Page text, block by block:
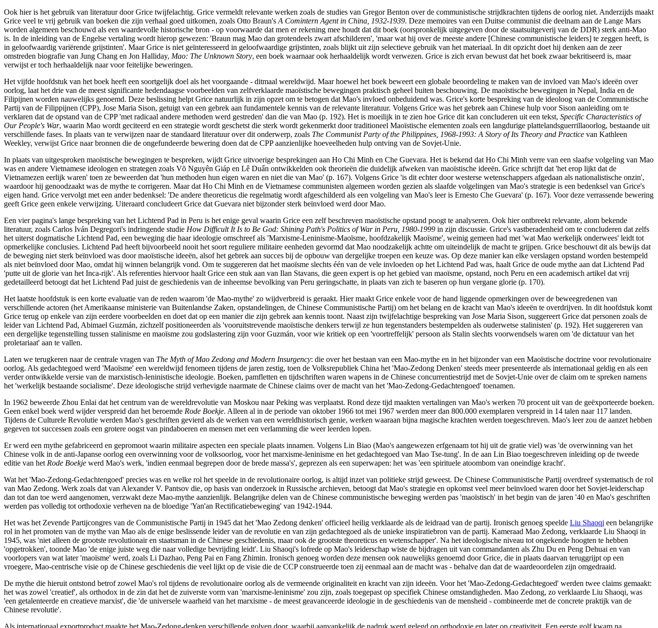
Ook hier is het gebruik van literatuur door Grice twijfelachtig. Grice vermeldt relevante werken zoals de studies van Gregor Benton over de communistische strijdkrachten tijdens de oorlog niet. Anderzijds maakt
Grice veel te vrij gebruik van boeken die zijn verhaal goed uitkomen, zoals Otto Braun's A Comintern Agent in China, 1932-1939. Deze memoires van een Duitse communist die deelnam aan de Lange Mars
worden algemeen beschouwd als een waardevolle historische bron - op voorwaarde dat men er rekening mee houdt dat dit boek (oorspronkelijk uitgegeven door de staatsuitgeverij van de DDR) sterk anti-Mao
is. In de inleiding van de Engelse vertaling wordt hierop gewezen: 'Braun mag Mao dan grotendeels zwart afschilderen', 'maar wat hij over de meeste andere [Chinese communistische leiders] te zeggen heeft, is
in geloofwaardig variërende grijstinten'. Maar Grice is niet geïnteresseerd in geloofwaardige grijstinten, zoals blijkt uit zijn selectieve gebruik van het materiaal. In dit opzicht doet hij denken aan de zeer
omstreden biografie van Jung Chang en Jon Halliday, Mao: The Unknown Story, een boek waarnaar ook herhaaldelijk wordt verwezen. Grice is zich ervan bewust dat het boek zwaar bekritiseerd is, maar
verwijst er toch herhaaldelijk naar voor feitelijke beweringen.
Het vijfde hoofdstuk van het boek heeft een soortgelijk doel als het voorgaande - ditmaal wereldwijd. Maar hoewel het boek beweert een globale beoordeling te maken van de invloed van Mao's ideeën over
oorlog, laat het drie van de meest significante hedendaagse voorbeelden van zelfverklaarde maoïstische bewegingen praktisch geheel buiten beschouwing. De maoïstische bewegingen in Nepal, India en de
Filipijnen worden nauwelijks genoemd. Deze beslissing helpt Grice natuurlijk in zijn opzet om te betogen dat Mao's invloed onbeduidend was. Grice's korte bespreking van de ideoloog van de Communistische
Partij van de Filippijnen (CPP), Jose Maria Sison, getuigt van een gebrek aan fundamentele kennis van de relevante literatuur. Volgens Grice was het gebrek aan Chinese hulp voor Sison aanleiding om te
verklaren dat de opstand van de CPP 'met radicaal andere methoden werd gestreden' dan die van Mao (p. 192). Het is moeilijk in te zien hoe Grice dit kan concluderen uit een tekst, Specific Characteristics of
Our People's War, waarin Mao wordt geciteerd en een strategie wordt geschetst die sterk wordt gekenmerkt door traditioneel Maoïstische elementen zoals een langdurige plattelandsguerrillaoorlog, bestaande uit
verschillende fases. In plaats van te verwijzen naar de standaard literatuur over dit onderwerp, zoals The Communist Party of the Philippines, 1968-1993: A Story of Its Theory and Practice van Kathleen
Weekley, verwijst Grice naar bronnen die de ongefundeerde bewering doen dat de CPP aanzienlijke hoeveelheden hulp ontving van de Sovjet-Unie.
In plaats van uitgesproken maoïstische bewegingen te bespreken, wijdt Grice uitvoerige besprekingen aan Ho Chi Minh en Che Guevara. Het is bekend dat Ho Chi Minh verre van een slaafse volgeling van Mao
was en andere Vietnamese ideologen en strategen zoals Võ Nguyên Giáp en Lê Duẩn ontwikkelden ook theorieën die duidelijk afweken van maoïstische ideeën. Grice schrijft dat 'het erop lijkt dat de
Vietnamezen eerlijk waren' toen ze beweerden dat 'hun methoden hun eigen waren en niet die van Mao' (p. 167). Volgens Grice 'is dit echter door westerse wetenschappers afgedaan als nationalistische onzin',
waardoor hij genoodzaakt was de mythe te corrigeren. Maar dat Ho Chi Minh en de Vietnamese communisten algemeen worden gezien als slaafde volgelingen van Mao's strategie is een bedenksel van Grice's
eigen hand. Grice vervolgt met een ander bedenksel: 'De andere theoreticus die regelmatig wordt afgeschilderd als een volgeling van Mao's leer is Ernesto Che Guevara' (p. 167). Voor deze verrassende bewering
geeft Grice geen enkele verwijzing. Uiteraard concludeert Grice dat Guevara niet bijzonder sterk beïnvloed werd door Mao.
Een vier pagina's lange bespreking van het Lichtend Pad in Peru is het enige geval waarin Grice een zelf beschreven maoïstische opstand poogt te analyseren. Ook hier ontbreekt relevante, alom bekende
literatuur, zoals Carlos Iván Degregori's indringende studie How Difficult It Is to Be God: Shining Path's Politics of War in Peru, 1980-1999 in zijn discussie. Grice's vastberadenheid om te concluderen dat zelfs
het uiterst dogmatische Lichtend Pad, een beweging die haar ideologie omschreef als 'Marxisme-Leninisme-Maoïsme, hoofdzakelijk Maoïsme', weinig gemeen had met 'wat Mao werkelijk onderwees' leidt tot
opmerkelijke conclusies. Lichtend Pad heeft bijvoorbeeld nooit het soort reguliere militaire eenheden gevormd dat Mao noodzakelijk achtte om uiteindelijk de macht te grijpen. Grice beschouwt dit als bewijs dat
de beweging niet sterk beïnvloed was door maoïstische ideeën, alsof het gebrek aan succes bij de opbouw van dergelijke troepen een keuze was. Op deze manier kan elke verslagen opstand worden bestempeld
als niet beïnvloed door Mao, omdat hij winnen belangrijk vond. Om te suggereren dat het maoïsme slechts één van de vele invloeden op het Lichtend Pad was, haalt Grice de oude mythe aan dat Lichtend Pad
'putte uit de glorie van het Inca-rijk'. Als referenties hiervoor haalt Grice een stuk aan van Ilan Stavans, die geen expert is op het gebied van maoïsme, opstand, noch Peru en een academisch artikel dat vrij
gedetailleerd betoogt dat het Lichtend Pad juist de geschiedenis van de inheemse bevolking van Peru geringschatte, in plaats van zich te baseren op hun vergane glorie (p. 170).
Het laatste hoofdstuk is een korte evaluatie van de reden waarom 'de Mao-mythe' zo wijdverbreid is geraakt. Hier maakt Grice enkele voor de hand liggende opmerkingen over de beweegredenen van
verschillende actoren (het Amerikaanse ministerie van Buitenlandse Zaken, opstandelingen, de Chinese Communistische Partij) om het belang en de kracht van Mao's ideeën te overdrijven. In dit hoofdstuk komt
Grice terug op enkele van zijn eerdere voorbeelden en doet dat op een manier die zijn gebrek aan kennis toont. Naast zijn twijfelachtige bespreking van Jose Maria Sison, suggereert Grice dat personen zoals de
leider van Lichtend Pad, Abimael Guzmán, zichzelf positioneerden als 'vooruitstrevende maoïstische denkers terwijl ze hun tegenstanders bestempelden als ouderwetse stalinisten' (p. 192). Het suggereren van
een dergelijke tegenstelling tussen stalinisme en maoïsme zou godslastering zijn voor Guzmán, voor wie kritiek op een 'voortreffelijk' persoon als Stalin slechts voorwendsels waren om 'de dictatuur van het
proletariaat' aan te vallen.
Laten we terugkeren naar de centrale vragen van The Myth of Mao Zedong and Modern Insurgency: die over het bestaan van een Mao-mythe en in het bijzonder van een Maoïstische doctrine voor revolutionaire
oorlog. Als gedachtegoed werd 'Maoïsme' een wereldwijd fenomeen tijdens de jaren zestig, toen de Volksrepubliek China het 'Mao-Zedong Denken' steeds meer presenteerde als internationaal geldig en als een
verder ontwikkelde versie van de marxistisch-leninistische ideologie. Boeken, pamfletten en tijdschriften waren wapens in de Chinese concurrentiestrijd met de Sovjet-Unie over de claim om te spreken namens
het 'werkelijk bestaande socialisme'. Deze ideologische strijd verhevigde naarmate de Chinese claims over de macht van het 'Mao-Zedong-Gedachtengoed' toenamen.
In 1962 beweerde Zhou Enlai dat het centrum van de wereldrevolutie van Moskou naar Peking was verplaatst. Rond deze tijd maakten vertalingen van Mao's werken 70 procent uit van de geëxporteerde boeken.
Geen enkel boek werd wijder verspreid dan het beroemde Rode Boekje. Alleen al in de periode van oktober 1966 tot mei 1967 werden meer dan 800.000 exemplaren verspreid in 14 talen naar 117 landen.
Tijdens de Culturele Revolutie werden Mao's geschriften gevierd als de werken van een wereldhistorisch genie, werken waaraan bijna magische krachten werden toegeschreven. Mao's leer zou de aanzet hebben
gegeven tot successen zoals een grotere oogst van pindaboeren en mensen met een verlamming die weer leerden lopen.
Er werd een mythe gefabriceerd en gepromoot waarin militaire aspecten een speciale plaats innamen. Volgens Lin Biao (Mao's aangewezen erfgenaam tot hij uit de gratie viel) was 'de overwinning van het
Chinese volk in de anti-Japanse oorlog een overwinning voor de volksoorlog, voor het marxisme-leninisme en het gedachtegoed van Mao Tse-tung'. In de aan Lin Biao toegeschreven inleiding op de tweede
editie van het Rode Boekje werd Mao's werk, 'indien eenmaal begrepen door de brede massa's', geprezen als een superwapen: het was 'een spirituele atoombom van oneindige kracht'.
Wat het 'Mao-Zedong-Gedachtengoed' precies was en welke rol het speelde in de revolutionaire oorlog, is altijd inzet van politieke strijd geweest. De Chinese Communistische Partij overdreef systematisch de rol
van Mao Zedong. Werk zoals dat van Alexander V. Pantsov die, op basis van onderzoek in Russische archieven, betoogt dat Mao's strategie en opkomst veel meer beïnvloed waren door het Sovjet-leiderschap
dan tot dan toe werd aangenomen, verzwakt deze Mao-mythe aanzienlijk. Belangrijke delen van de Chinese communistische beweging werden pas 'maoïstisch' in het begin van de jaren '40 en Mao's geschriften
werden pas volledig tot orthodoxie verheven na de bloedige 'Yan'an Rectificatiebeweging' van 1942-1944.
Het was het Zevende Partijcongres van de Communistische Partij in 1945 dat het 'Mao Zedong denken' officieel heilig verklaarde als de leidraad van de partij. Ironisch genoeg speelde Liu Shaoqi een belangrijke
rol in het promoten van de mythe van Mao als de enige beslissende leider van de revolutie en van zijn gedachtegoed als de unieke inspiratiebron van de partij. Kameraad Mao Zedong, verklaarde Liu Shaoqi in
1945, was 'niet alleen de grootste revolutionair en staatsman in de Chinese geschiedenis, maar ook de grootste theoreticus en wetenschapper'. Na het ideologische niveau tot ongekende hoogten te hebben
'opgetrokken', toonde Mao 'de enige juiste weg die naar volledige bevrijding leidt'. Liu Shaoqi's lofrede op Mao's leiderschap wiste de bijdragen uit van commandanten als Zhu Du en Peng Dehuai en van
voorlopers van wat later 'maoïsme' werd, zoals Li Dazhao, Peng Pai en Fang Zhimin. Ironisch genoeg worden deze mensen ook nauwelijks genoemd door Grice, die in plaats daarvan teruggrijpt op een
vroegere, Mao-centrische visie op de Chinese geschiedenis die veel lijkt op de visie die de CCP construeerde toen zij eenmaal aan de macht was - behalve dan dat de waardeoordelen zijn omgedraaid.
De mythe die hieruit ontstond betrof zowel Mao's rol tijdens de revolutionaire oorlog als de vermeende originaliteit en kracht van zijn ideeën. Voor het 'Mao-Zedong-Gedachtegoed' werden twee claims gemaakt:
het was zowel 'creatief', als orthodox in de zin dat het de zuiverste vorm van 'marxisme-leninisme' zou zijn, zoals toegepast op specifiek Chinese omstandigheden. Mao Zedong, zo verklaarde Liu Shaoqi, was
'een getalenteerde en creatieve marxist', die 'de universele waarheid van het marxisme - de meest geavanceerde ideologie in de geschiedenis van de mensheid - combineerde met de concrete praktijk van de
Chinese revolutie'.
Als internationaal exportproduct maakte het Mao-Zedong-denken verschillende golven door, waarbij aanvankelijk de nadruk werd gelegd op orthodoxie en later op creativiteit. Een eerste golf kwam na